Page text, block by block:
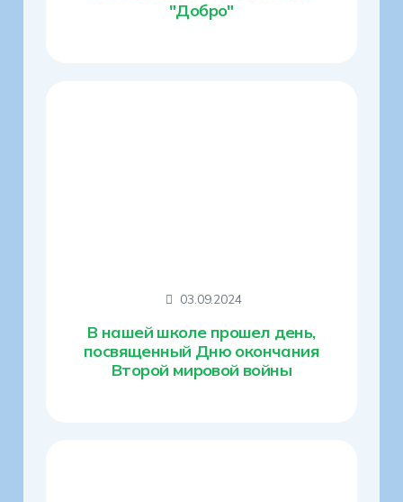
"Добро"
03.09.2024
В нашей школе прошел день,
посвященный Дню окончания
Второй мировой войны